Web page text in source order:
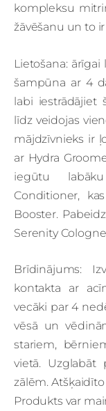
kompleksu
žāvēšanu un to
Lietošana: ārīgai
šampūna ar 4
labi iestrādājiet
līdz veidojas
mājdzīvnieks ir
ar Hydra
iegūtu
Conditioner,
Booster.
Serenity
Brīdinājums:
kontakta ar
vecāki par 4
vēsā un
stariem,
vietā.
zālēm.
Produkts var